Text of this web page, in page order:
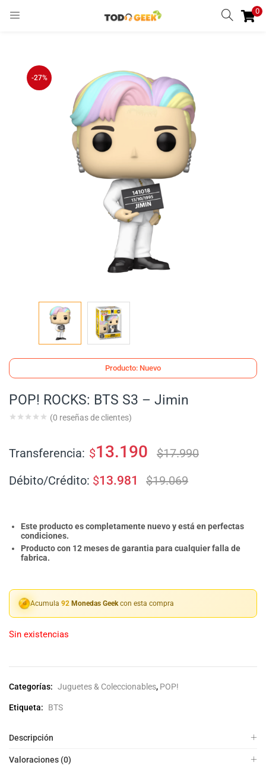
0
-27%
Producto: Nuevo
POP! ROCKS: BTS S3 – Jimin
(0 reseñas de clientes)
Transferencia: $13.190 $17.990
Débito/Crédito: $13.981 $19.069
Este producto es completamente nuevo y está en perfectas
condiciones.
Producto con 12 meses de garantia para cualquier falla de
fabrica.
Acumula 92 Monedas Geek con esta compra
Sin existencias
Categorías: Juguetes & Coleccionables, POP!
Etiqueta: BTS
Descripción
Valoraciones (0)
REGISTRARSE
Remember me
Ingresar
Lost password?